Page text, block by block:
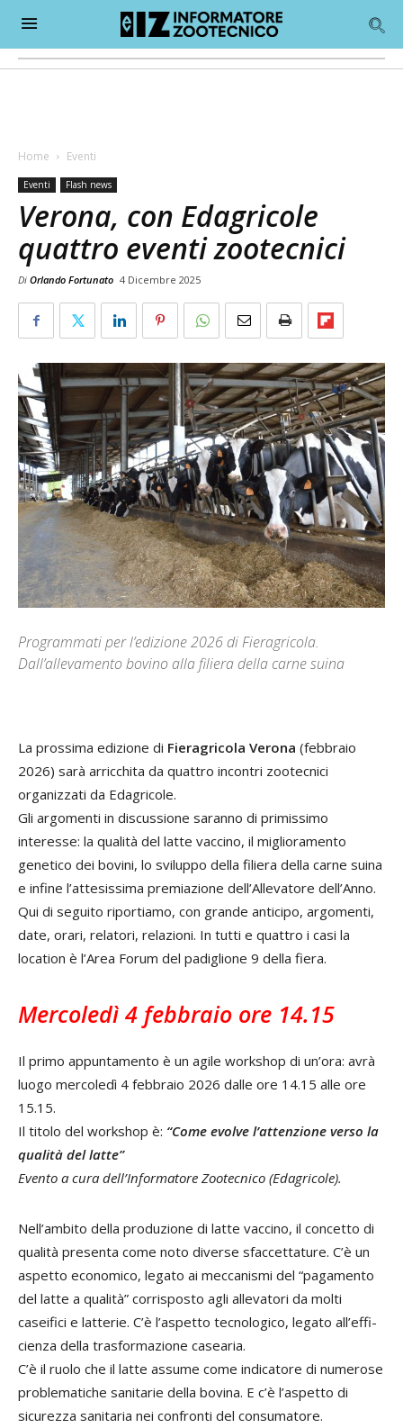
Home Eventi
Eventi Flash news
Verona, con Edagricole
quattro eventi zootecnici
Di Orlando Fortunato 4 Dicembre 2025
Programmati per l’edizione 2026 di Fieragricola.
Dall’allevamento bovino alla filiera della carne suina
La prossima edizione di Fieragricola Ve­rona (febbraio
2026) sarà arricchita da quattro incontri zootecnici
organizzati da Edagricole.
Gli argomenti in discussione saranno di primissimo
interesse: la qualità del latte vaccino, il miglioramento
genetico dei bovini, lo sviluppo della filiera della carne suina
e infine l’attesissima premiazione dell’Allevatore dell’Anno.
Qui di seguito riportiamo, con grande anticipo, argomenti,
date, orari, relatori, relazioni. In tutti e quattro i casi la
location è l’Area Forum del padiglione 9 della fiera.
Mercoledì 4 febbraio ore 14.15
Il primo appuntamento è un agile wor­kshop di un’ora: avrà
luogo mercoledì 4 febbraio 2026 dalle ore 14.15 alle ore
15.15.
Il titolo del workshop è: “Come evolve l’attenzione verso la
qualità del latte”
Evento a cura dell’Informatore Zootecnico (Edagricole).
Nell’ambito della produzione di latte vac­cino, il concetto di
qualità presenta come noto diverse sfaccettature. C’è un
aspetto economico, legato ai meccanismi del “pa­gamento
del latte a qualità” corrisposto agli allevatori da molti
caseifici e latterie. C’è l’aspetto tecnologico, legato all’effi­
cienza della trasformazione casearia.
C’è il ruolo che il latte assume come indicatore di numerose
problematiche sanitarie della bovina. E c’è l’aspetto di
sicurezza sanitaria nei confronti del consumatore.